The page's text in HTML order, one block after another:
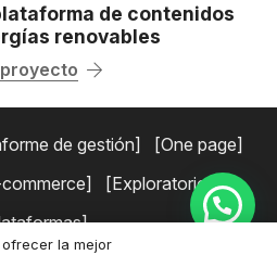
de contenidos
renovables
de gestión
One page
Exploratorios
la mejor